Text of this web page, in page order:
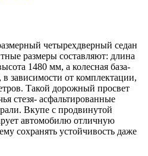
четырехдверный седан
размеры составляют: длина
1480 мм, а колесная база-
зависимости от комплектации,
Такой дорожный просвет
стезя- асфальтированные
Вкупе с продвинутой
автомобилю отличную
сохранять устойчивость даже